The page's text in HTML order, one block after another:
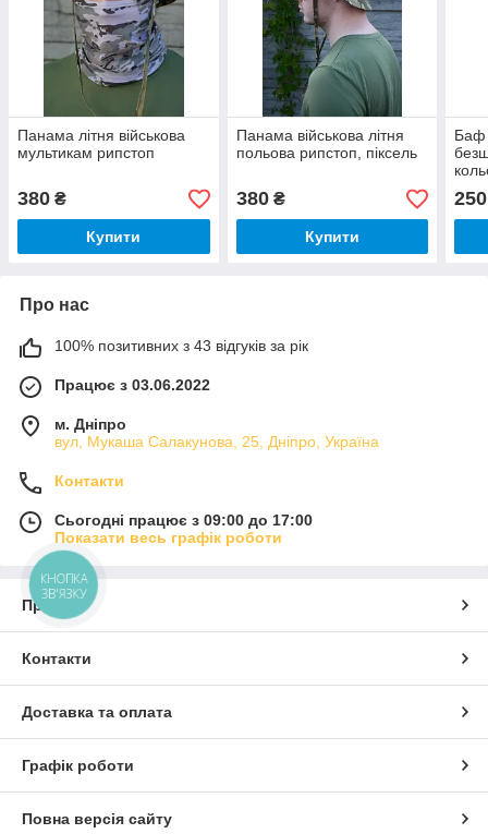
Панама літня військова
мультикам рипстоп
380 ₴
Купити
Панама військова літня
польова рипстоп, піксель
380₴
Купити
Баф
250
Про нас
100% позитивних з 43 відгуків за рік
Працює з 03.06.2022
м. Дніпро
вул, Мукаша Салакунова, 25, Дніпро, Україна
Контакти
Сьогодні працює з 09:00 до 17:00
Показати весь графік роботи
Про нас
Контакти
Доставка та оплата
Графік роботи
Повна версія сайту
КНОПКА
ЗВ'ЯЗКУ